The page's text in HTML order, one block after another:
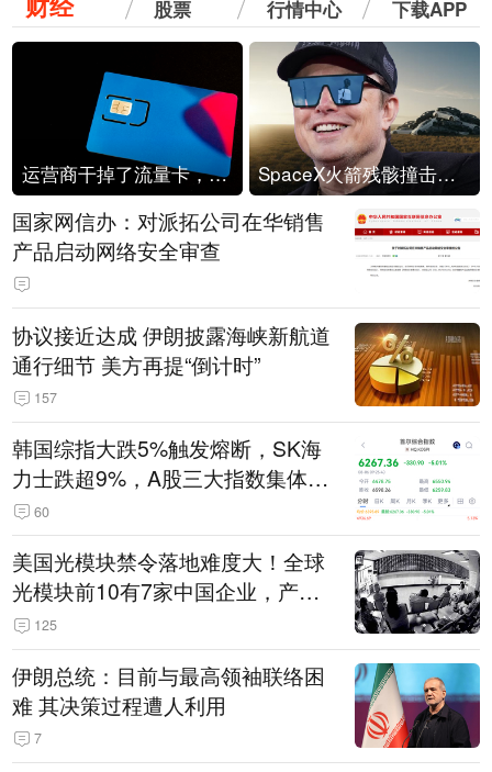
股票 行情中心 下载APP
运营商干掉了流量卡，他们真的玩不起了 SpaceX火箭残骸撞击月球
国家网信办：对派拓公司在华销售
产品启动网络安全审查
协议接近达成 伊朗披露海峡新航道
通行细节 美方再提“倒计时”
157
韩国综指大跌5%触发熔断，SK海
力士跌超9%，A股三大指数集体低
开 60
美国光模块禁令落地难度大！全球
光模块前10有7家中国企业，产业
界人士：想“脱钩”并不容易
125
伊朗总统：目前与最高领袖联络困
难 其决策过程遭人利用
7